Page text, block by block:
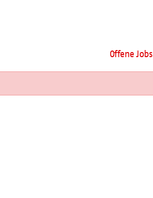
Offene Jobs